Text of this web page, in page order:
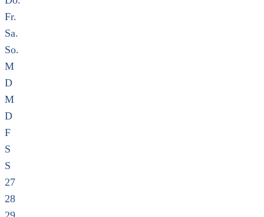
Fr.
Sa.
So.
M
D
M
D
F
S
S
27
28